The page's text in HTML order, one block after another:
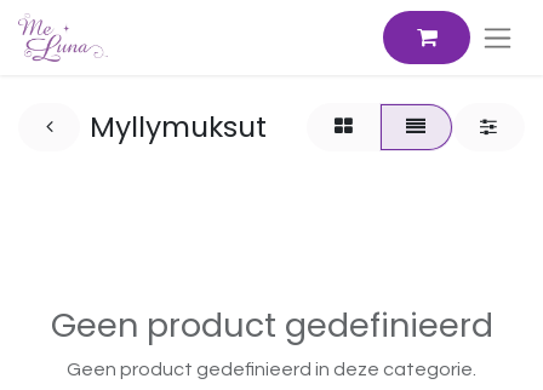
Myllymuksut
Geen product gedefinieerd
Geen product gedefinieerd in deze categorie.